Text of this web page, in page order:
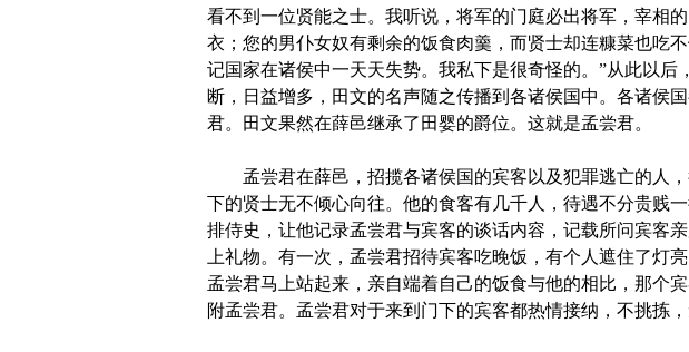
看不到一位贤能之士。我听说，将军的门庭必出将军，宰相
衣；您的男仆女奴有剩余的饭食肉羹，而贤士却连糠菜也吃
记国家在诸侯中一天天失势。我私下是很奇怪的。”从此以
断，日益增多，田文的名声随之传播到各诸侯国中。各诸侯
君。田文果然在薛邑继承了田婴的爵位。这就是孟尝君。
孟尝君在薛邑，招揽各诸侯国的宾客以及犯罪逃亡的人，
下的贤士无不倾心向往。他的食客有几千人，待遇不分贵贱
排侍史，让他记录孟尝君与宾客的谈话内容，记载所问宾客
上礼物。有一次，孟尝君招待宾客吃晚饭，有个人遮住了灯
孟尝君马上站起来，亲自端着自己的饭食与他的相比，那个
附孟尝君。孟尝君对于来到门下的宾客都热情接纳，不挑拣